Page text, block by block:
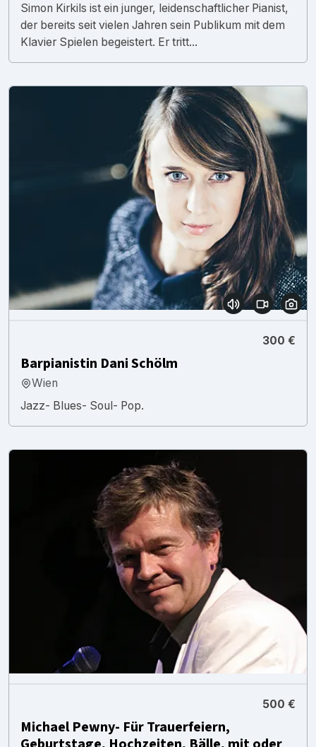
Simon Kirkils ist ein junger, leidenschaftlicher Pianist,
der bereits seit vielen Jahren sein Publikum mit dem
Klavier Spielen begeistert. Er tritt...
300 €
Barpianistin Dani Schölm
Wien
Jazz- Blues- Soul- Pop.
500 €
Michael Pewny- Für Trauerfeiern,